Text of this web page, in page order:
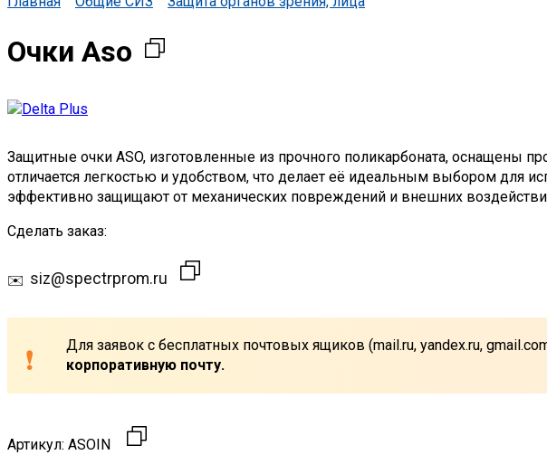
Очки Aso
Защитные очки ASO, изготовленные из прочного поликарбоната,
отличается легкостью и удобством, что делает её идеальным выбором для
эффективно защищают от механических повреждений и внешних
Сделать заказ:
siz@spectrprom.ru
Для заявок с бесплатных почтовых ящиков (mail.ru, yandex.ru,
корпоративную почту.
Артикул: ASOIN